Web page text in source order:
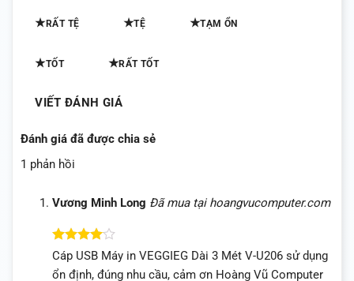
★RẤT TỆ ★TỆ ★TẠM ỔN
★TỐT ★RẤT TỐT
VIẾT ĐÁNH GIÁ
Đánh giá đã được chia sẻ
1 phản hồi
Vương Minh Long Đã mua tại hoangvucomputer.com
Được
xếp hạng
45 sao
Cáp USB Máy in VEGGIEG Dài 3 Mét V-U206 sử dụng
ổn định, đúng nhu cầu, cảm ơn Hoàng Vũ Computer